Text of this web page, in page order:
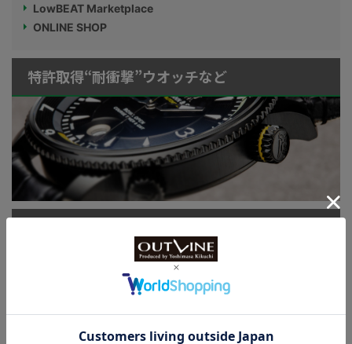
LowBEAT Marketplace
ONLINE SHOP
特許取得“耐衝撃”ウオッチなど